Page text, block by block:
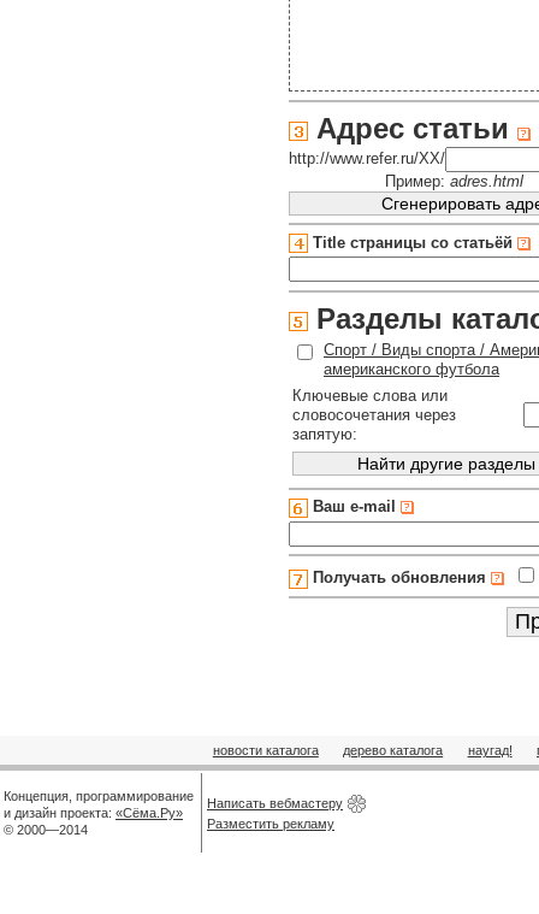
Адрес статьи
http://www.refer.ru/XX/
Пример: adres.html
Title страницы со статьёй
Разделы
Спорт / Виды спорта /
американского футбола
Ключевые слова или
словосочетания через
запятую:
Ваш e-mail
Получать обновления
новости каталога дерево каталога наугад!
Концепция, программирование
и дизайн проекта: «Сёма.Ру»
© 2000—2014
Написать вебмастеру
Разместить рекламу